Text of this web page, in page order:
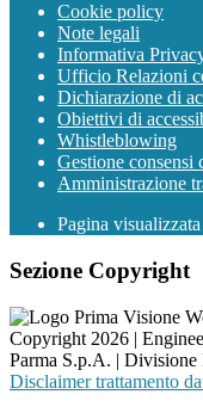
Cookie policy
Note legali
Informativa
Ufficio Relazioni
Dichiarazione di
Obiettivi di
Whistleblowing
Gestione consensi
Amministrazione
Pagina visualizzata
Sezione Copyright
Copyright 2026 |
Parma S.p.A. |
Disclaimer trattamento